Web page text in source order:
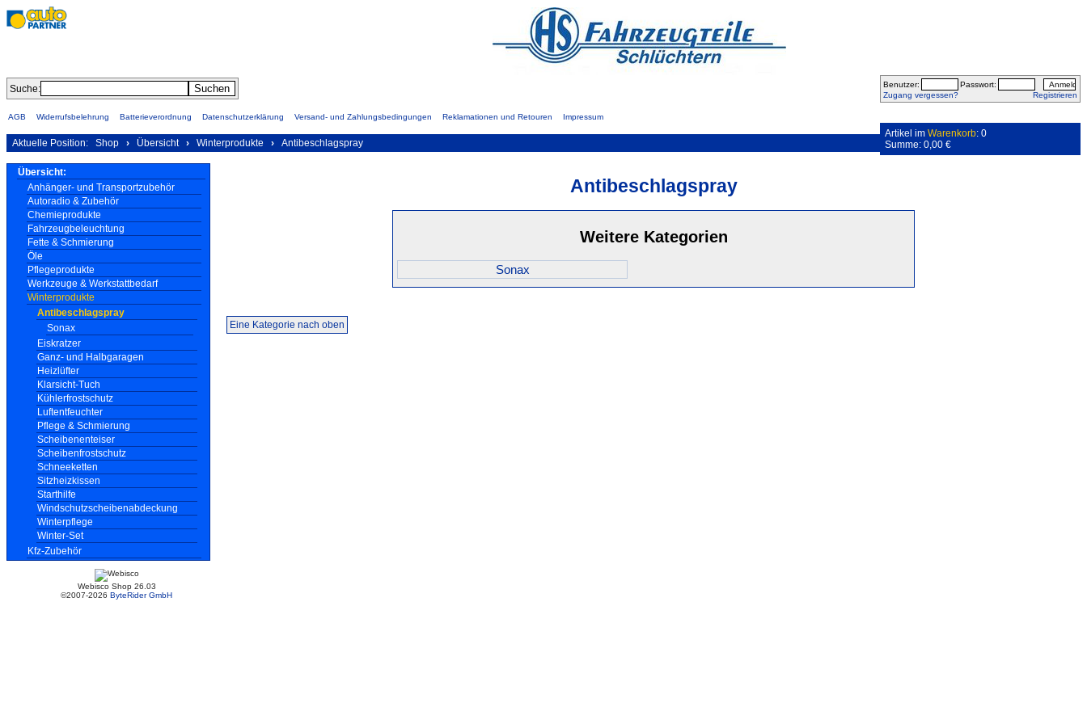
Suche: Benutzer:
Passwort:
Zugang vergessen?
Registrieren
AGB Widerrufsbelehrung Batterieverordnung Datenschutzerklärung Versand- und Zahlungsbedingungen Reklamationen und Retouren Impressum
Aktuelle Position: Shop › Übersicht › Winterprodukte › Antibeschlagspray
Artikel im Warenkorb: 0
Summe: 0,00 €
Übersicht:
Anhänger- und Transportzubehör
Autoradio & Zubehör
Chemieprodukte
Fahrzeugbeleuchtung
Fette & Schmierung
Öle
Pflegeprodukte
Werkzeuge & Werkstattbedarf
Winterprodukte
Antibeschlagspray
Sonax
Eiskratzer
Ganz- und Halbgaragen
Heizlüfter
Klarsicht-Tuch
Kühlerfrostschutz
Luftentfeuchter
Pflege & Schmierung
Scheibenenteiser
Scheibenfrostschutz
Schneeketten
Sitzheizkissen
Starthilfe
Windschutzscheibenabdeckung
Winterpflege
Winter-Set
Kfz-Zubehör
Webisco Shop 26.03
©2007-2026 ByteRider GmbH
Antibeschlagspray
Weitere Kategorien
Sonax
Eine Kategorie nach oben